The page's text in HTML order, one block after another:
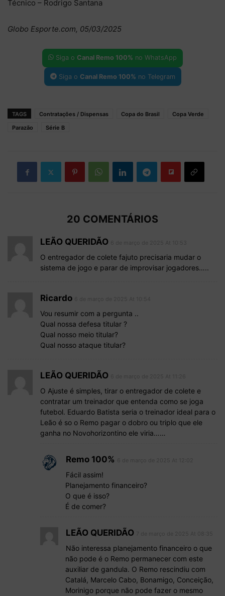
Técnico – Rodrigo Santana
Globo Esporte.com, 05/03/2025
Siga o Canal Remo 100% no WhatsApp
Siga o Canal Remo 100% no Telegram
TAGS Contratações / Dispensas Copa do Brasil
Copa Verde
Parazão
Série B
20 COMENTÁRIOS
LEÃO QUERIDÃO
O entregador de colete fajuto precisaria mudar o
sistema de jogo e parar de improvisar jogadores…..
Ricardo
Vou resumir com a pergunta ..
Qual nossa defesa titular ?
Qual nosso meio titular?
Qual nosso ataque titular?
LEÃO QUERIDÃO
O Ajuste é simples, tirar o entregador de colete e
contratar um treinador que entenda como se joga
futebol. Eduardo Batista seria o treinador ideal para o
Leão é so o Remo pagar o dobro ou triplo que ele
ganha no Novohorizontino ele viria……
Remo 100%
Fácil assim!
Planejamento financeiro?
O que é isso?
É de comer?
LEÃO QUERIDÃO
Não interessa planejamento financeiro o que
não pode é o Remo permanecer com este
auxiliar de gandula. O Remo rescindiu com
Catalá, Marcelo Cabo, Bonamigo, Conceição,
Morinigo porque não pode fazer o mesmo